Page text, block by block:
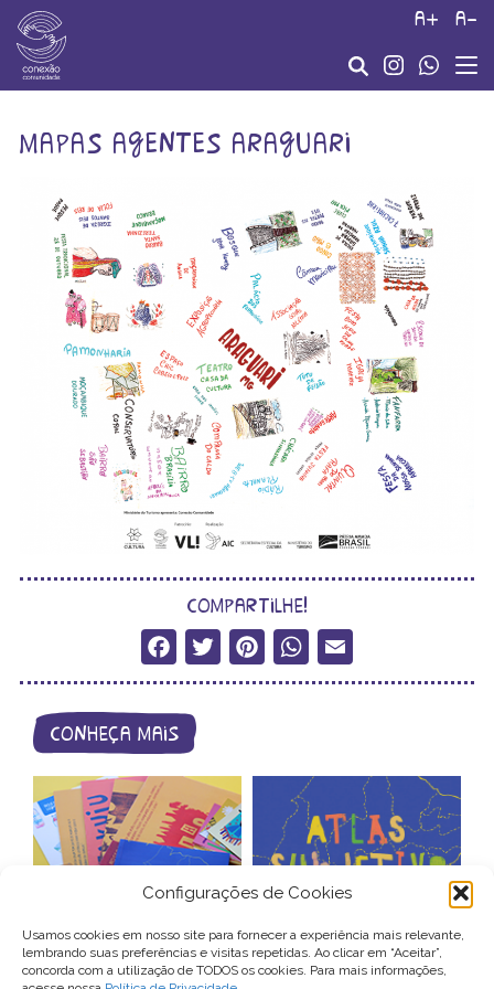
Configurações de Cookies
Usamos cookies em nosso site para fornecer a experiência mais relevante,
lembrando suas preferências e visitas repetidas. Ao clicar em “Aceitar”,
concorda com a utilização de TODOS os cookies. Para mais informações,
a+ a-
mapas agentes araguari
compartilhe!
Facebook
Twitter
Pinterest
WhatsApp
conheça mais
catálogo de
produtos
atlas subjetivo